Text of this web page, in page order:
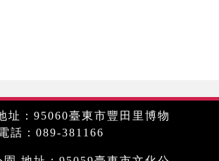
址：95060臺東市豐田里博物
話：089-381166